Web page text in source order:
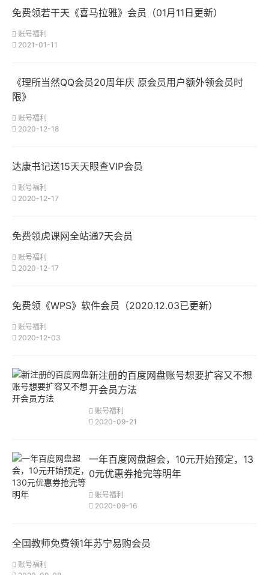
免费领若干天《喜马拉雅》会员（01月11日更新）
账号福利
2021-01-11
《理所当然QQ会员20周年庆 原会员用户额外领会员时
限》
账号福利
2020-12-18
达康书记送15天天眼查VIP会员
账号福利
2020-12-17
免费领虎课网全站通7天会员
账号福利
2020-12-17
免费领《WPS》软件会员（2020.12.03已更新）
账号福利
2020-12-03
新注册的百度网盘账号想要扩容又不想
开会员方法
账号福利
2020-09-21
一年百度网盘超会，10元开始预定，13
0元优惠券抢完等明年
账号福利
2020-09-16
全国教师免费领1年苏宁易购会员
账号福利